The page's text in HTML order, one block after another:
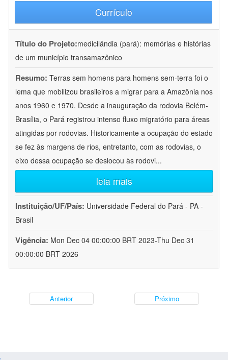
Currículo
Título do Projeto:medicilândia (pará): memórias e histórias
de um município transamazônico
Resumo: Terras sem homens para homens sem-terra foi o
lema que mobilizou brasileiros a migrar para a Amazônia nos
anos 1960 e 1970. Desde a inauguração da rodovia Belém-
Brasília, o Pará registrou intenso fluxo migratório para áreas
atingidas por rodovias. Historicamente a ocupação do estado
se fez às margens de rios, entretanto, com as rodovias, o
eixo dessa ocupação se deslocou às rodovi...
leia mais
Instituição/UF/País: Universidade Federal do Pará - PA -
Brasil
Vigência: Mon Dec 04 00:00:00 BRT 2023-Thu Dec 31
00:00:00 BRT 2026
Anterior Próximo